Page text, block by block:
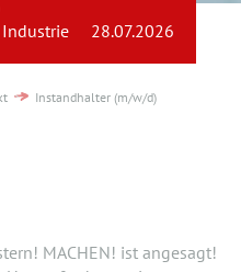
Industrie 28.07.2026
Instandhalter (m/w/d)
MACHEN! ist angesagt!